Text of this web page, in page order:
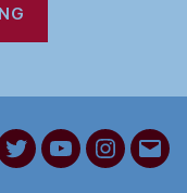
TwitterYouTube